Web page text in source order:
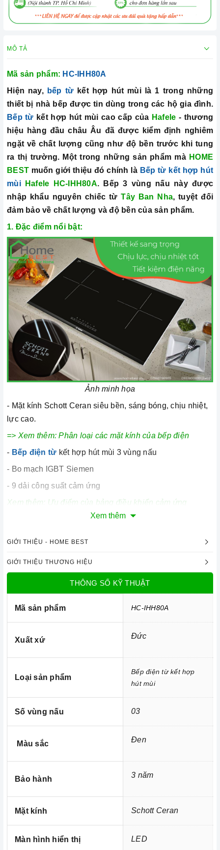
MÔ TẢ
Mã sản phẩm: HC-IHH80A
Hiện nay, bếp từ kết hợp hút mùi là 1 trong những
thiết bị nhà bếp được tin dùng trong các hộ gia đình.
Bếp từ kết hợp hút mùi cao cấp của Hafele - thương
hiệu hàng đầu châu Âu đã được kiểm định nghiêm
ngặt về chất lượng cũng như độ bền trước khi tung
ra thị trường. Một trong những sản phẩm mà HOME
BEST muốn giới thiệu đó chính là Bếp từ kết hợp hút
mùi
Hafele HC-IHH80A. Bếp 3 vùng nấu này được
nhập khẩu nguyên chiếc từTây Ban Nha, tuyệt đối
đảm bảo về chất lượng và độ bền của sản phẩm.
1. Đặc điểm nổi bật:
Ảnh minh họa
- Mặt kính Schott Ceran siêu bền, sáng bóng, chịu nhiệt,
lực cao.
=> Xem thêm:Phân loại các mặt kính của bếp điện
- Bếp điện từ kết hợp hút mùi 3 vùng nấu
- Bo mạch IGBT Siemen
- 9 dải công suất cảm ứng
Xem thêm:
Ưu điểm của bảng điều khiển cảm ứng
Cảm biến chống tràn
- Tính năng tạm dừng (Pause)
Ảnh minh họa
- Chức năng Child Lock (Khóa trẻ em - Khóa bảng điều
khiển)
Xem thêm
GIỚI THIỆU - HOME BEST
GIỚI THIỆU THƯƠNG HIỆU
THÔNG SỐ KỸ THUẬT
Mã sản phẩm HC-IHH80A
Xuất xứ Đức
Loại sản phẩm
Bếp điện từ kết hợp
hút mùi
Số vùng nấu 03
Màu sắc Đen
Bảo hành 3 năm
Mặt kính Schott Ceran
Màn hình hiển thị LED